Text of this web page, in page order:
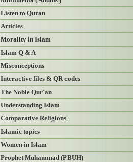
Listen to Quran
Articles
Morality in Islam
Islam Q & A
Misconceptions
Interactive files & QR codes
The Noble Qur'an
Understanding Islam
Comparative Religions
Islamic topics
Women in Islam
Prophet Muhammad (PBUH)